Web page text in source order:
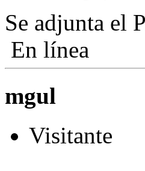
Se adjunta el
En línea
mgul
Visitante